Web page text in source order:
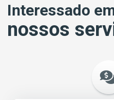
Interessado
nossos